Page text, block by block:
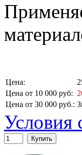
Цена:
Цена от 10 000 руб:
Цена от 30 000 руб.:
Условия
Купить